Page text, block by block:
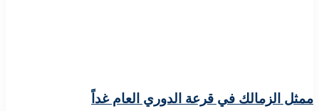
ممثل الزمالك في قرعة الدوري العام غداً